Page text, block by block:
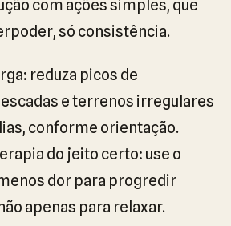
com ações simples, que
só consistência.
reduza picos de
e terrenos irregulares
conforme orientação.
do jeito certo: use o
dor para progredir
apenas para relaxar.